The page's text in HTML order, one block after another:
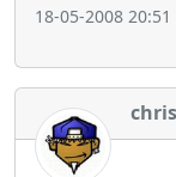
18-05-2008 20:51